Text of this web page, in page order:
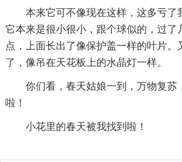
本来它可不像现在这样，这多亏了
它本来是很小很小，跟个球似的，过了
点，上面长出了像保护盖一样的叶片。
了，像吊在天花板上的水晶灯一样。
你们看，春天姑娘一到，万物复苏
啦！
小花里的春天被我找到啦！